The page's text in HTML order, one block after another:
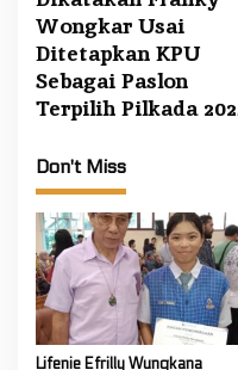
s
t
n
a
i
g
a
t
i
o
Wongkar Usai
Ditetapkan KPU
Sebagai Paslon
Terpilih Pilkada
Don't Miss
Lifenie Efrilly Wungkana